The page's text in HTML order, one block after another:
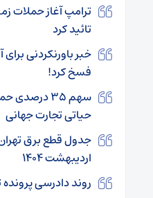
ترامپ آغاز حملات
تائید کرد
خبر باورنکردنی
فسخ کرد!
سهم ۳۵
حیاتی تجارت جهانی
اردیبهشت ۱۴۰۴
روند دادرسی